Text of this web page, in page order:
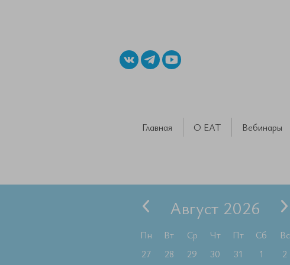
Главная О ЕАТ Вебинары
Август 2026
Пн Вт Ср Чт Пт Сб
Вс
27
28 29 30 31 1
2